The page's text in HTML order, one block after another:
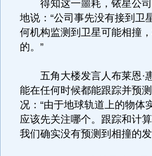
得知这一噩耗，铱星公司
地说：“公司事先没有接到卫
何机构监测到卫星可能相撞
的。”
五角大楼发言人布莱恩·
能在任何时候都能跟踪并预
况：“由于地球轨道上的物体
应该先关注哪个。跟踪和计
我们确实没有预测到相撞的